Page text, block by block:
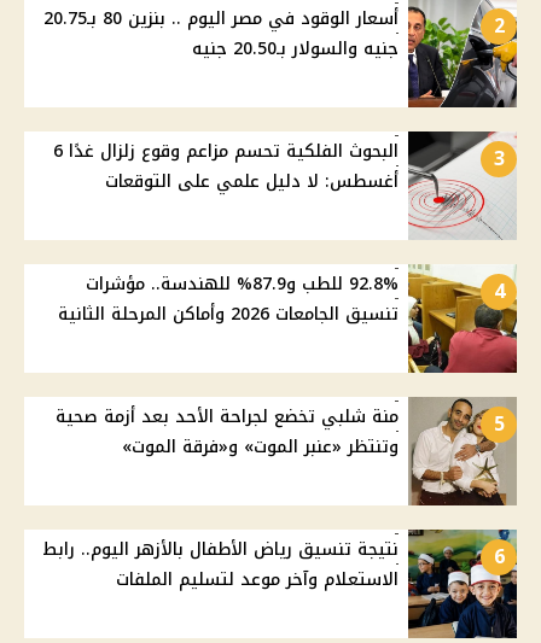
2
أسعار الوقود في مصر اليوم .. بنزين 80 بـ20.75
جنيه والسولار بـ20.50 جنيه
3
البحوث الفلكية تحسم مزاعم وقوع زلزال غدًا 6
أغسطس: لا دليل علمي على التوقعات
4
92.8% للطب و87.9% للهندسة.. مؤشرات
تنسيق الجامعات 2026 وأماكن المرحلة الثانية
5
منة شلبي تخضع لجراحة الأحد بعد أزمة صحية
وتنتظر «عنبر الموت» و«فرقة الموت»
6
نتيجة تنسيق رياض الأطفال بالأزهر اليوم.. رابط
الاستعلام وآخر موعد لتسليم الملفات